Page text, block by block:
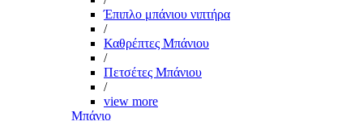
Έπιπλο μπάνιου νιπτήρα
/
Καθρέπτες Μπάνιου
/
Πετσέτες Μπάνιου
/
view more
Μπάνιο